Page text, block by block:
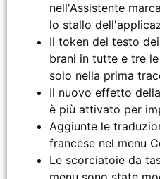
nell'Assistente
lo stallo
Il token del testo
brani in tutte e tre
solo nella prima
Il nuovo effetto
è più attivato per
Aggiunte le
francese nel menu
Le scorciatoie da